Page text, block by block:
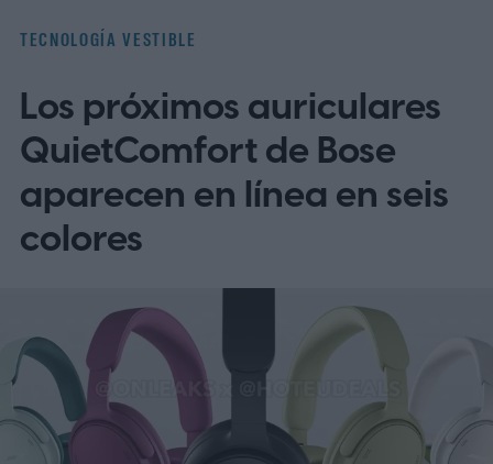
TECNOLOGÍA VESTIBLE
Los próximos auriculares
QuietComfort de Bose
aparecen en línea en seis
colores